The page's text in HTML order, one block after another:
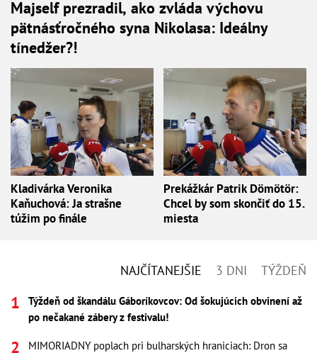
Majself prezradil, ako zvláda výchovu
pätnásťročného syna Nikolasa: Ideálny
tínedžer?!
Kladivárka Veronika
Kaňuchová: Ja strašne
túžim po finále
Prekážkár Patrik Dömötör:
Chcel by som skončiť do 15.
miesta
NAJČÍTANEJŠIE 3 DNI TÝŽDEŇ
Týždeň od škandálu Gáboríkovcov: Od šokujúcich obvinení až
po nečakané zábery z festivalu!
MIMORIADNY poplach pri bulharských hraniciach: Dron sa